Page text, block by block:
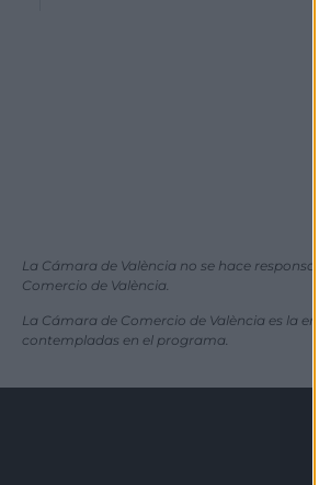
La Cámara de València no se hace
Comercio de València.
La Cámara de Comercio de València es la
contempladas en el programa.